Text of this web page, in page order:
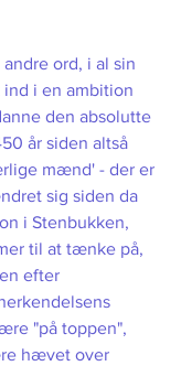
ord, i al sin
i en ambition
den absolutte
år siden altså
mænd' - der er
sig siden da
i Stenbukken,
til at tænke på,
efter
"på toppen",
hævet over